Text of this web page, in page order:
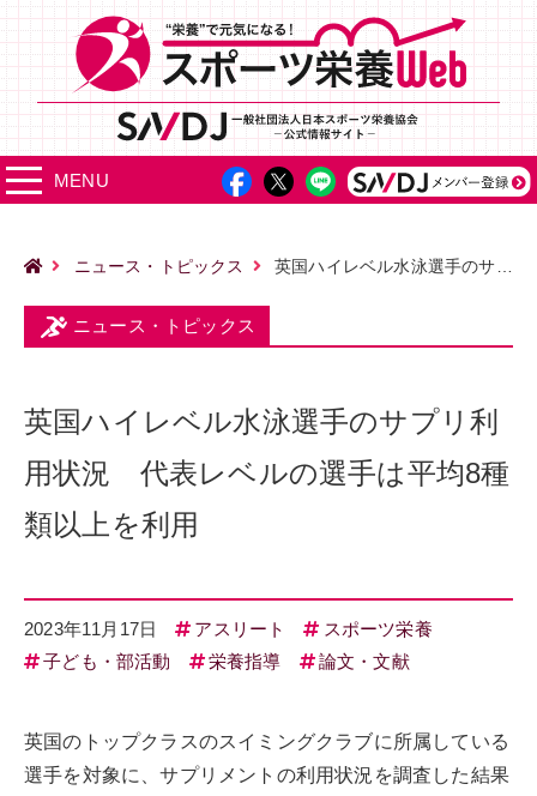
MENU
ニュース・トピックス 英国ハイレベル水泳選手のサプリ利用状況 代表レベルの選手は平均8種類以上を利用
ニュース・トピックス
英国ハイレベル水泳選手のサプリ利
用状況 代表レベルの選手は平均8種
類以上を利用
2023年11月17日 アスリート
スポーツ栄養
子ども・部活動
栄養指導 論文・文献
英国のトップクラスのスイミングクラブに所属している
選手を対象に、サプリメントの利用状況を調査した結果